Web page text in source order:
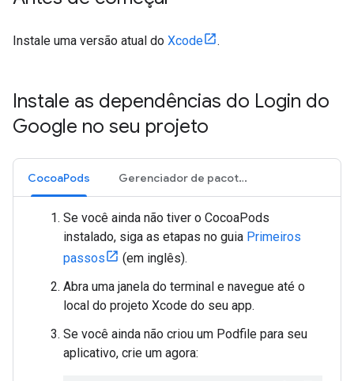
Instale uma versão atual do Xcode .
Instale as dependências do Login do
Google no seu projeto
CocoaPods Gerenciador de pacotes do Swift
Se você ainda não tiver o CocoaPods
instalado, siga as etapas no guia Primeiros
passos
(em inglês).
Abra uma janela do terminal e navegue até o
local do projeto Xcode do seu app.
Se você ainda não criou um Podfile para seu
aplicativo, crie um agora: